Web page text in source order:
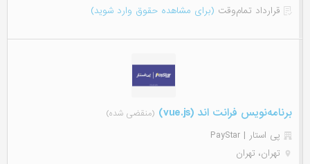
قرارداد تمام‌وقت (برای مشاهده حقوق وارد شوید)
برنامه‌نویس فرانت اند (vue.js) (منقضی شده)
پی استار | PayStar
تهران، تهران